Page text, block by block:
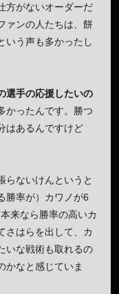
方がないオーダーだ
ァンの人たちは、餅
いう声も多かったし
選手の応援したいの
かったんです。勝つ
はあるんですけど
らないけんというと
勝率が）カワノが6
来なら勝率の高いカ
さはらを出して、カ
いな戦術も取れるの
かなと感じていま